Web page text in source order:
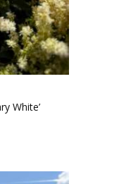
White’